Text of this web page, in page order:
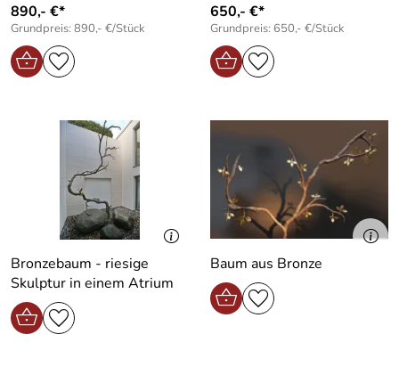
890,- €*
Grundpreis: 890,- €/Stück
650,- €*
Grundpreis: 650,- €/Stück
Bronzebaum - riesige
Skulptur in einem Atrium
Baum aus Bronze